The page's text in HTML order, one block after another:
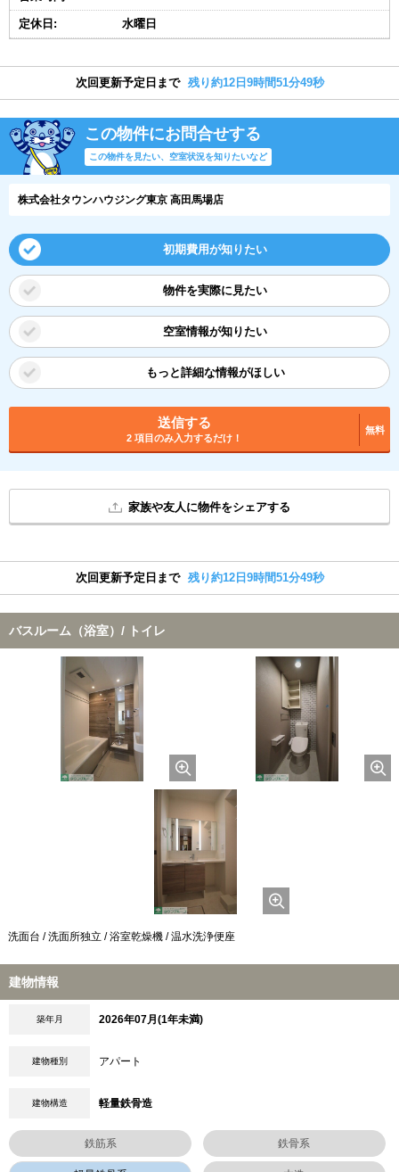
定休日: 水曜日
次回更新予定日まで 残り約12日9時間51分48秒
この物件にお問合せする
この物件を見たい、空室状況を知りたいなど
株式会社タウンハウジング東京 高田馬場店
初期費用が知りたい
物件を実際に見たい
空室情報が知りたい
もっと詳細な情報がほしい
送信する
2 項目のみ入力するだけ！
無料
家族や友人に物件をシェアする
次回更新予定日まで 残り約12日9時間51分48秒
バスルーム（浴室）/ トイレ
洗面台 / 洗面所独立 / 浴室乾燥機 / 温水洗浄便座
建物情報
築年月 2026年07月(1年未満)
建物種別 アパート
建物構造 軽量鉄骨造
鉄筋系 鉄骨系